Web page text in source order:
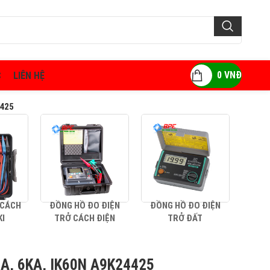
LIÊN HỆ 0 VNĐ
ĐỒNG HỒ ĐO ĐIỆN
TRỞ CÁCH ĐIỆN
ĐỒNG HỒ ĐO ĐIỆN
TRỞ ĐẤT
6KA, IK60N A9K24425